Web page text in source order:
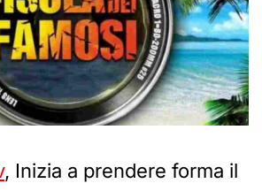
, Inizia a prendere forma il